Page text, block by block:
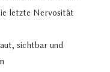
letzte Nervosität
sichtbar und